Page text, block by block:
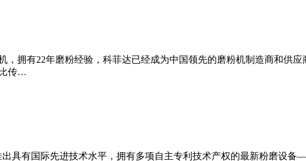
，拥有22年磨粉经验，科菲达已经成为中国领先的磨粉机制造商和供
传…
具有国际先进技术水平，拥有多项自主专利技术产权的最新粉磨设